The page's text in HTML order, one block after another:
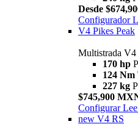
Desde
Configurador
V4 Pikes Peak
Multistrada V4
170 hp
124 Nm
227 kg
$745,900
Configurar
new V4 RS